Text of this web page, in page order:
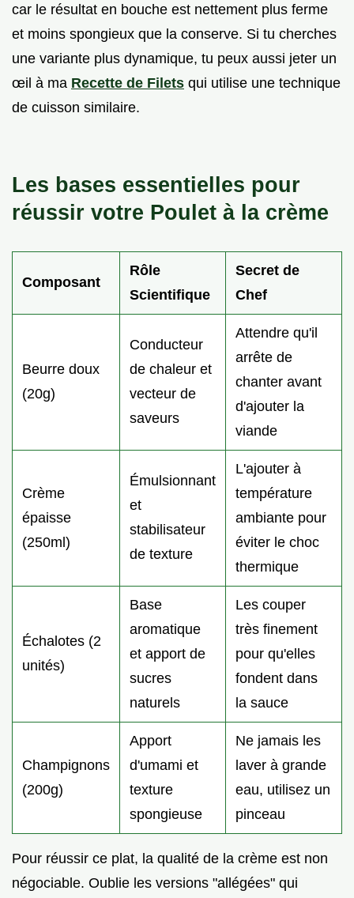
car le résultat en bouche est nettement plus ferme
et moins spongieux que la conserve. Si tu cherches
une variante plus dynamique, tu peux aussi jeter un
œil à ma Recette de Filets qui utilise une technique
de cuisson similaire.
Les bases essentielles pour
réussir votre Poulet à la crème
Composant
Rôle
Scientifique
Secret de
Chef
Beurre doux
(20g)
Conducteur
de chaleur et
vecteur de
saveurs
Attendre qu'il
arrête de
chanter avant
d'ajouter la
viande
Crème
épaisse
(250ml)
Émulsionnant
et
stabilisateur
de texture
L'ajouter à
température
ambiante pour
éviter le choc
thermique
Échalotes (2
unités)
Base
aromatique
et apport de
sucres
naturels
Les couper
très finement
pour qu'elles
fondent dans
la sauce
Champignons
(200g)
Apport
d'umami et
texture
spongieuse
Ne jamais les
laver à grande
eau, utilisez un
pinceau
Pour réussir ce plat, la qualité de la crème est non
négociable. Oublie les versions "allégées" qui